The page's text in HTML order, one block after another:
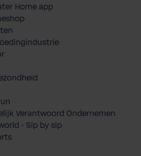
Home app
Verantwoord Ondernemen
- Sip by sip